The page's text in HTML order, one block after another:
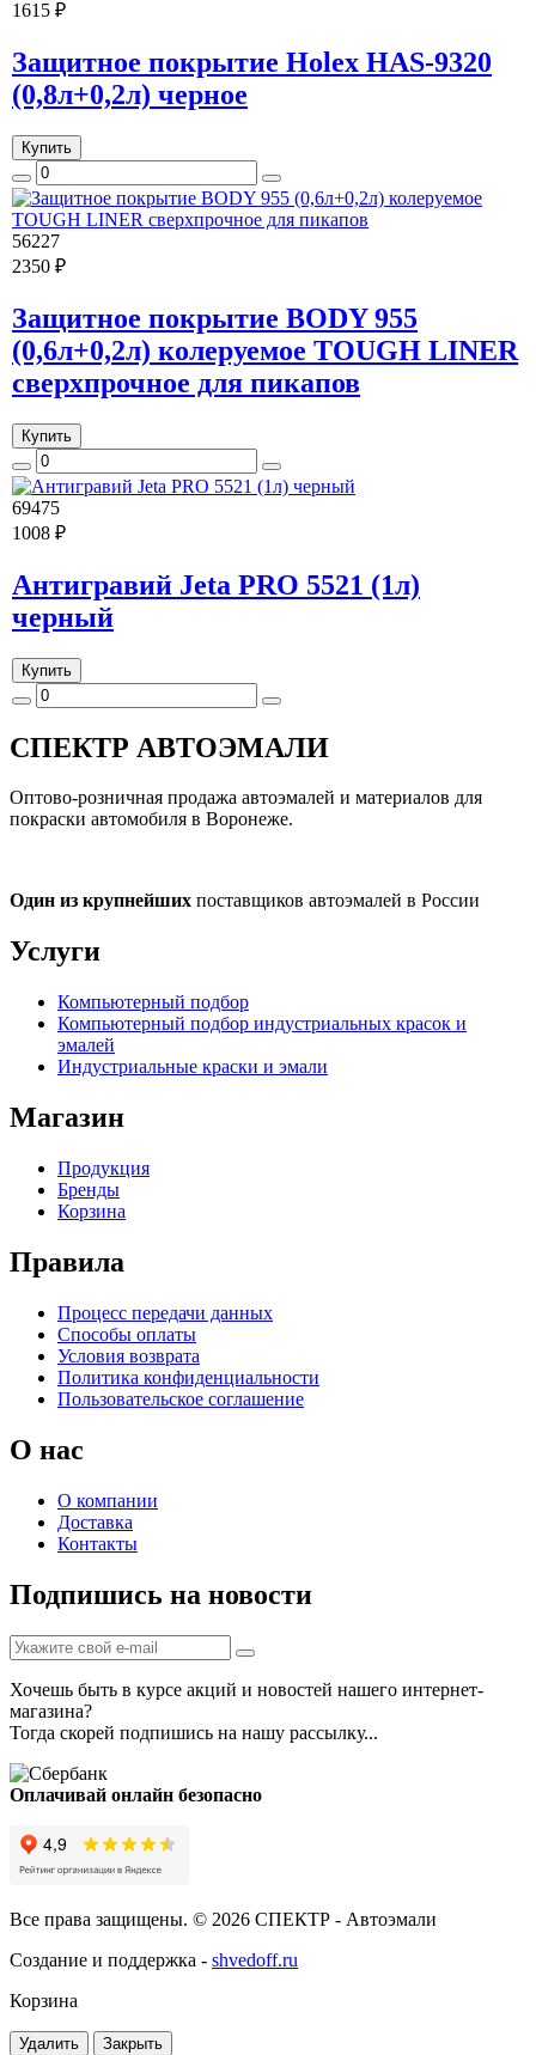
1615 ₽
Защитное покрытие Holex HAS-9320
(0,8л+0,2л) черное
Купить
56227
2350 ₽
Защитное покрытие BODY 955
(0,6л+0,2л) колеруемое TOUGH LINER
сверхпрочное для пикапов
Купить
69475
1008 ₽
Антигравий Jeta PRO 5521 (1л)
черный
Купить
СПЕКТР АВТОЭМАЛИ
Оптово-розничная продажа автоэмалей и материалов для
покраски автомобиля в Воронеже.
Один из крупнейших поставщиков автоэмалей в России
Услуги
Компьютерный подбор
Компьютерный подбор индустриальных красок и
эмалей
Индустриальные краски и эмали
Магазин
Продукция
Бренды
Корзина
Правила
Процесс передачи данных
Способы оплаты
Условия возврата
Политика конфиденциальности
Пользовательское соглашение
О нас
О компании
Доставка
Контакты
Подпишись на новости
Хочешь быть в курсе акций и новостей нашего интернет-
магазина?
Тогда скорей подпишись на нашу рассылку...
Оплачивай онлайн безопасно
Все права защищены. © 2026 СПЕКТР - Автоэмали
Создание и поддержка - shvedoff.ru
Корзина
Удалить Закрыть